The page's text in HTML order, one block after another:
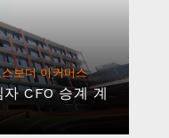
보더 이커머스
CFO 승계 계